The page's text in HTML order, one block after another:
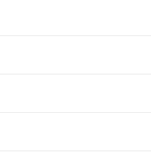
istiyorsanız, metalin artı ve
ve diğer metal çatılığın
bu tatil evi, dayanıklı,